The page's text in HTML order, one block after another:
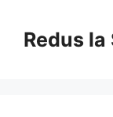
contentRedus la